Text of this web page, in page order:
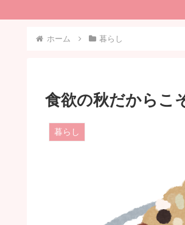
ホーム 暮らし
食欲の秋だからこ
暮らし